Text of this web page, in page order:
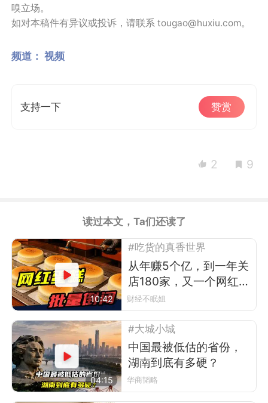
嗅立场。
如对本稿件有异议或投诉，请联系 tougao@huxiu.com。
频道： 视频
支持一下 赞赏
2 9
读过本文，Ta们还读了
10:42
#吃货的真香世界
从年赚5个亿，到一年关
店180家，又一个网红排
队王倒下
财经不眠姐
04:15
#大城小城
中国最被低估的省份，
湖南到底有多硬？
华商韬略